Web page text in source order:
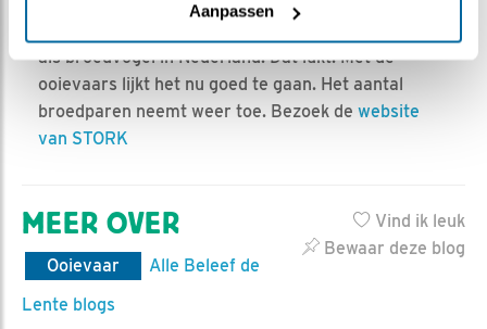
Aanpassen
als broedvogel in Nederland. Dat lukt. Met de
ooievaars lijkt het nu goed te gaan. Het aantal
broedparen neemt weer toe. Bezoek de website
van STORK
Vind ik leuk
Bewaar deze blog
MEER OVER
Ooievaar
Alle Beleef de
Lente blogs